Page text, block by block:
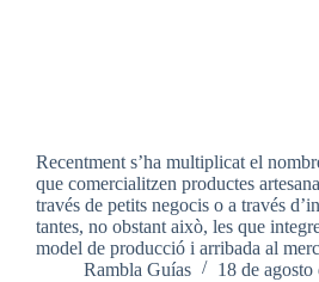
Recentment s’ha multiplicat el
que comercialitzen productes
través de petits negocis o a través
tantes, no obstant això, les que
model de producció i arribada al
Rambla Guías
18 de agosto